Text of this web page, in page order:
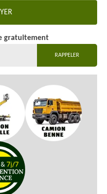
gratuitement